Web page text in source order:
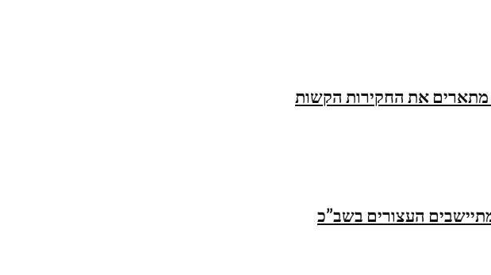
מתארים את החקירות הקשות
העצורים בשב”כ